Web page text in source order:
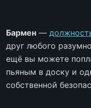
Бармен —
друг любого
ещё вы можете
пьяным в доску и
собственной